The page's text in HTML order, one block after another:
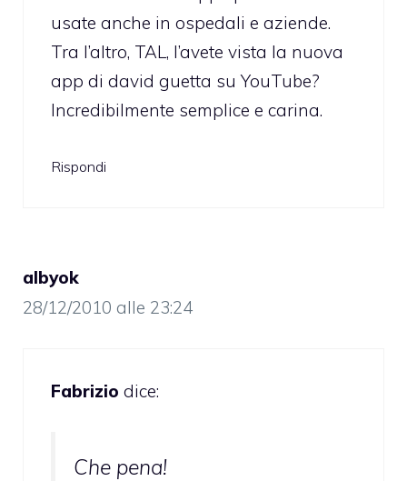
usate anche in ospedali e aziende.
Tra l’altro, TAL, l’avete vista la nuova
app di david guetta su YouTube?
Incredibilmente semplice e carina.
Rispondi
albyok
28/12/2010 alle 23:24
Fabrizio dice:
Che pena!